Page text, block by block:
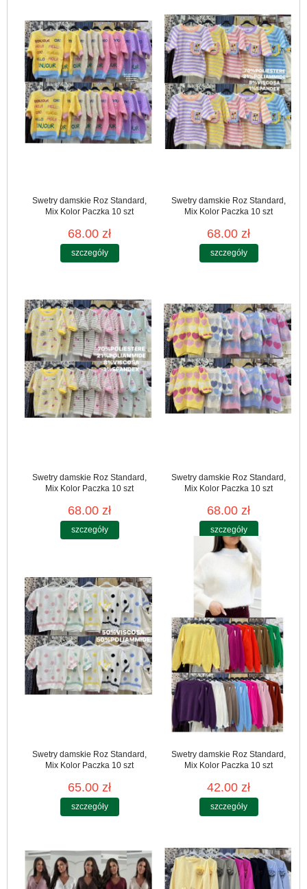
Swetry damskie Roz Standard,
Mix Kolor Paczka 10 szt
68.00 zł
szczegóły
Swetry damskie Roz Standard,
Mix Kolor Paczka 10 szt
68.00 zł
szczegóły
Swetry damskie Roz Standard,
Mix Kolor Paczka 10 szt
68.00 zł
szczegóły
Swetry damskie Roz Standard,
Mix Kolor Paczka 10 szt
68.00 zł
szczegóły
Swetry damskie Roz Standard,
Mix Kolor Paczka 10 szt
65.00 zł
szczegóły
Swetry damskie Roz Standard,
Mix Kolor Paczka 10 szt
42.00 zł
szczegóły